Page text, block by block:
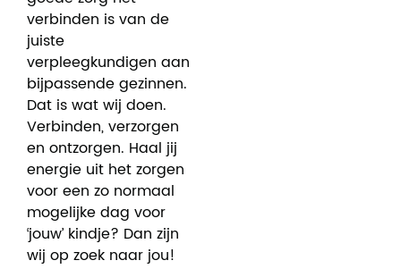
verbinden is van de
juiste
verpleegkundigen aan
bijpassende gezinnen.
Dat is wat wij doen.
Verbinden, verzorgen
en ontzorgen. Haal jij
energie uit het zorgen
voor een zo normaal
mogelijke dag voor
‘jouw’ kindje? Dan zijn
wij op zoek naar jou!